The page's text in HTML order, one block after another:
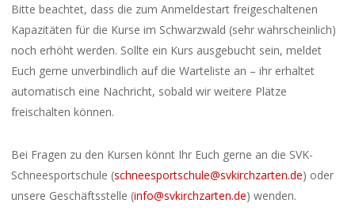
Bitte beachtet, dass die zum Anmeldestart freigeschaltenen
Kapazitäten für die Kurse im Schwarzwald (sehr wahrscheinlich)
noch erhöht werden. Sollte ein Kurs ausgebucht sein, meldet
Euch gerne unverbindlich auf die Warteliste an – ihr erhaltet
automatisch eine Nachricht, sobald wir weitere Plätze
freischalten können.
Bei Fragen zu den Kursen könnt Ihr Euch gerne an die SVK-
Schneesportschule (schneesportschule@svkirchzarten.de) oder
unsere Geschäftsstelle (info@svkirchzarten.de) wenden.